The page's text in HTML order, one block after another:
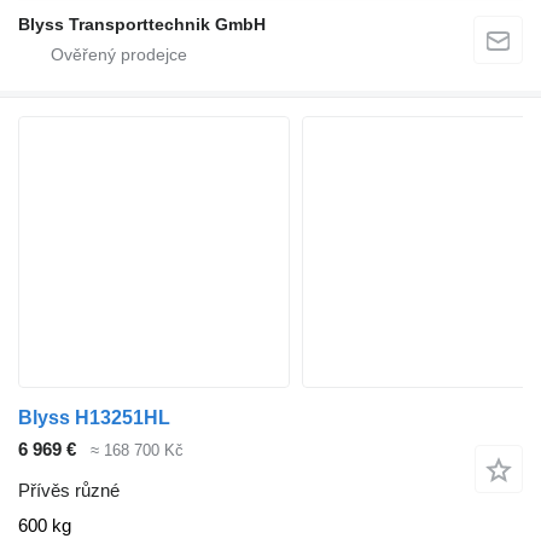
Blyss Transporttechnik GmbH
Blyss H13251HL
6 969 €
≈ 168 700 Kč
Přívěs různé
600 kg